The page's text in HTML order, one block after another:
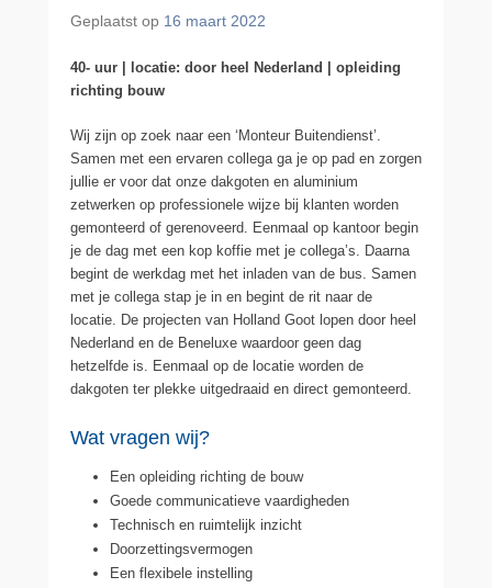
Geplaatst op 16 maart 2022
40- uur | locatie: door heel Nederland | opleiding
richting bouw
Wij zijn op zoek naar een ‘Monteur Buitendienst’.
Samen met een ervaren collega ga je op pad en zorgen
jullie er voor dat onze dakgoten en aluminium
zetwerken op professionele wijze bij klanten worden
gemonteerd of gerenoveerd. Eenmaal op kantoor begin
je de dag met een kop koffie met je collega’s. Daarna
begint de werkdag met het inladen van de bus. Samen
met je collega stap je in en begint de rit naar de
locatie. De projecten van Holland Goot lopen door heel
Nederland en de Beneluxe waardoor geen dag
hetzelfde is. Eenmaal op de locatie worden de
dakgoten ter plekke uitgedraaid en direct gemonteerd.
Wat vragen wij?
Een opleiding richting de bouw
Goede communicatieve vaardigheden
Technisch en ruimtelijk inzicht
Doorzettingsvermogen
Een flexibele instelling